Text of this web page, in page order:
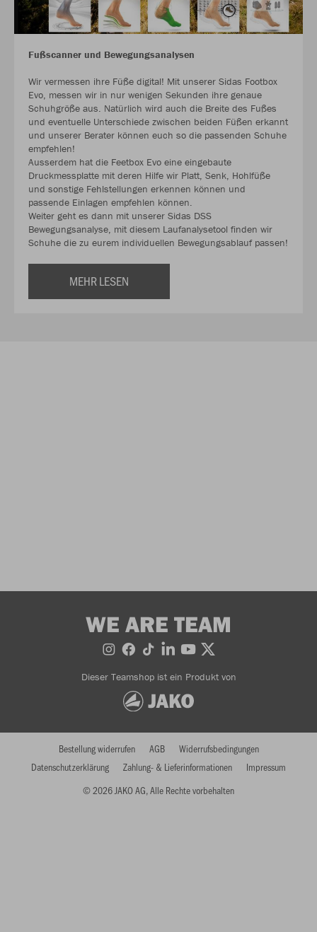
Fußscanner und Bewegungsanalysen
Wir vermessen ihre Füße digital! Mit unserer Sidas Footbox
Evo, messen wir in nur wenigen Sekunden ihre genaue
Schuhgröße aus. Natürlich wird auch die Breite des Fußes
und eventuelle Unterschiede zwischen beiden Füßen erkannt
und unserer Berater können euch so die passenden Schuhe
empfehlen!
Ausserdem hat die Feetbox Evo eine eingebaute
Druckmessplatte mit deren Hilfe wir Platt, Senk, Hohlfüße
und sonstige Fehlstellungen erkennen können und
passende Einlagen empfehlen können.
Weiter geht es dann mit unserer Sidas DSS
Bewegungsanalyse, mit diesem Laufanalysetool finden wir
Schuhe die zu eurem individuellen Bewegungsablauf passen!
MEHR LESEN
WE ARE TEAM
Dieser Teamshop ist ein Produkt von
© 2026 JAKO AG, Alle Rechte vorbehalten
Bestellung widerrufen AGB
Widerrufsbedingungen
Datenschutzerklärung
Zahlung- & Lieferinformationen Impressum